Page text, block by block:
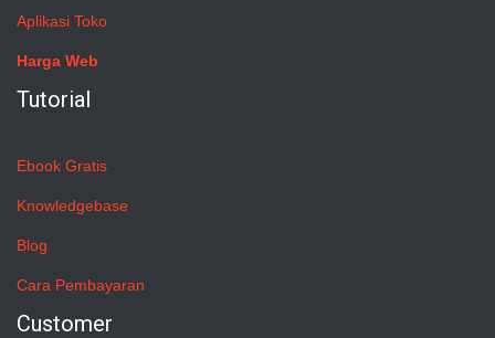
Aplikasi Toko
Harga Web
Tutorial
Ebook Gratis
Knowledgebase
Blog
Cara Pembayaran
Customer